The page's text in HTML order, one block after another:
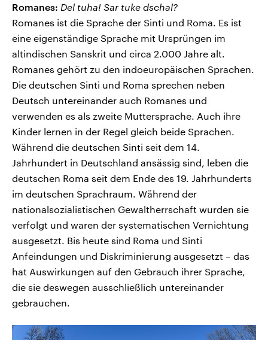
Romanes: Del tuha! Sar tuke dschal?
Romanes ist die Sprache der Sinti und Roma. Es ist
eine eigenständige Sprache mit Ursprüngen im
altindischen Sanskrit und circa 2.000 Jahre alt.
Romanes gehört zu den indoeuropäischen Sprachen.
Die deutschen Sinti und Roma sprechen neben
Deutsch untereinander auch Romanes und
verwenden es als zweite Muttersprache. Auch ihre
Kinder lernen in der Regel gleich beide Sprachen.
Während die deutschen Sinti seit dem 14.
Jahrhundert in Deutschland ansässig sind, leben die
deutschen Roma seit dem Ende des 19. Jahrhunderts
im deutschen Sprachraum. Während der
nationalsozialistischen Gewaltherrschaft wurden sie
verfolgt und waren der systematischen Vernichtung
ausgesetzt. Bis heute sind Roma und Sinti
Anfeindungen und Diskriminierung ausgesetzt – das
hat Auswirkungen auf den Gebrauch ihrer Sprache,
die sie deswegen ausschließlich untereinander
gebrauchen.